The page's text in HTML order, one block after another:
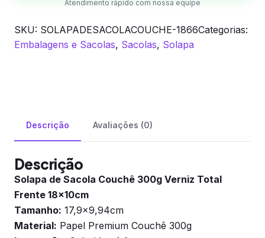
Atendimento rápido com nossa equipe
SKU: SOLAPADESACOLACOUCHE-1866Categorias:
Embalagens e Sacolas, Sacolas, Solapa
Descrição Avaliações (0)
Descrição
Solapa de Sacola Couchê 300g Verniz Total
Frente 18x10cm
Tamanho: 17,9×9,94cm
Material: Papel Premium Couchê 300g